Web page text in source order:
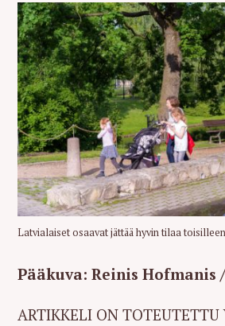
Latvialaiset osaavat jättää hyvin tilaa
Pääkuva: Reinis Hofmanis
ARTIKKELI ON TOTEUTETTU